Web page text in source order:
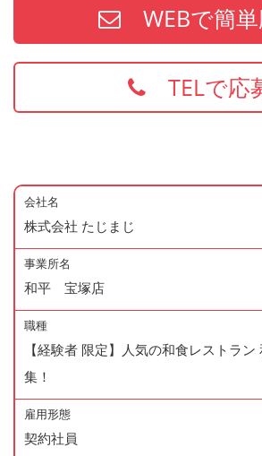
WEBで簡単
TELで応
会社名
株式会社 たじまじ
事業所名
和平 宝塚店
職種
【経験者 限定】人気の和食レストラ
集！
雇用形態
契約社員